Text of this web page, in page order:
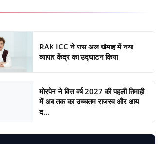
RAK ICC ने रास अल खैमाह में नया
व्यापार केंद्र का उद्घाटन किया
मोरपेन ने वित्त वर्ष 2027 की पहली तिमाही
में अब तक का उच्चतम राजस्व और आय
द...